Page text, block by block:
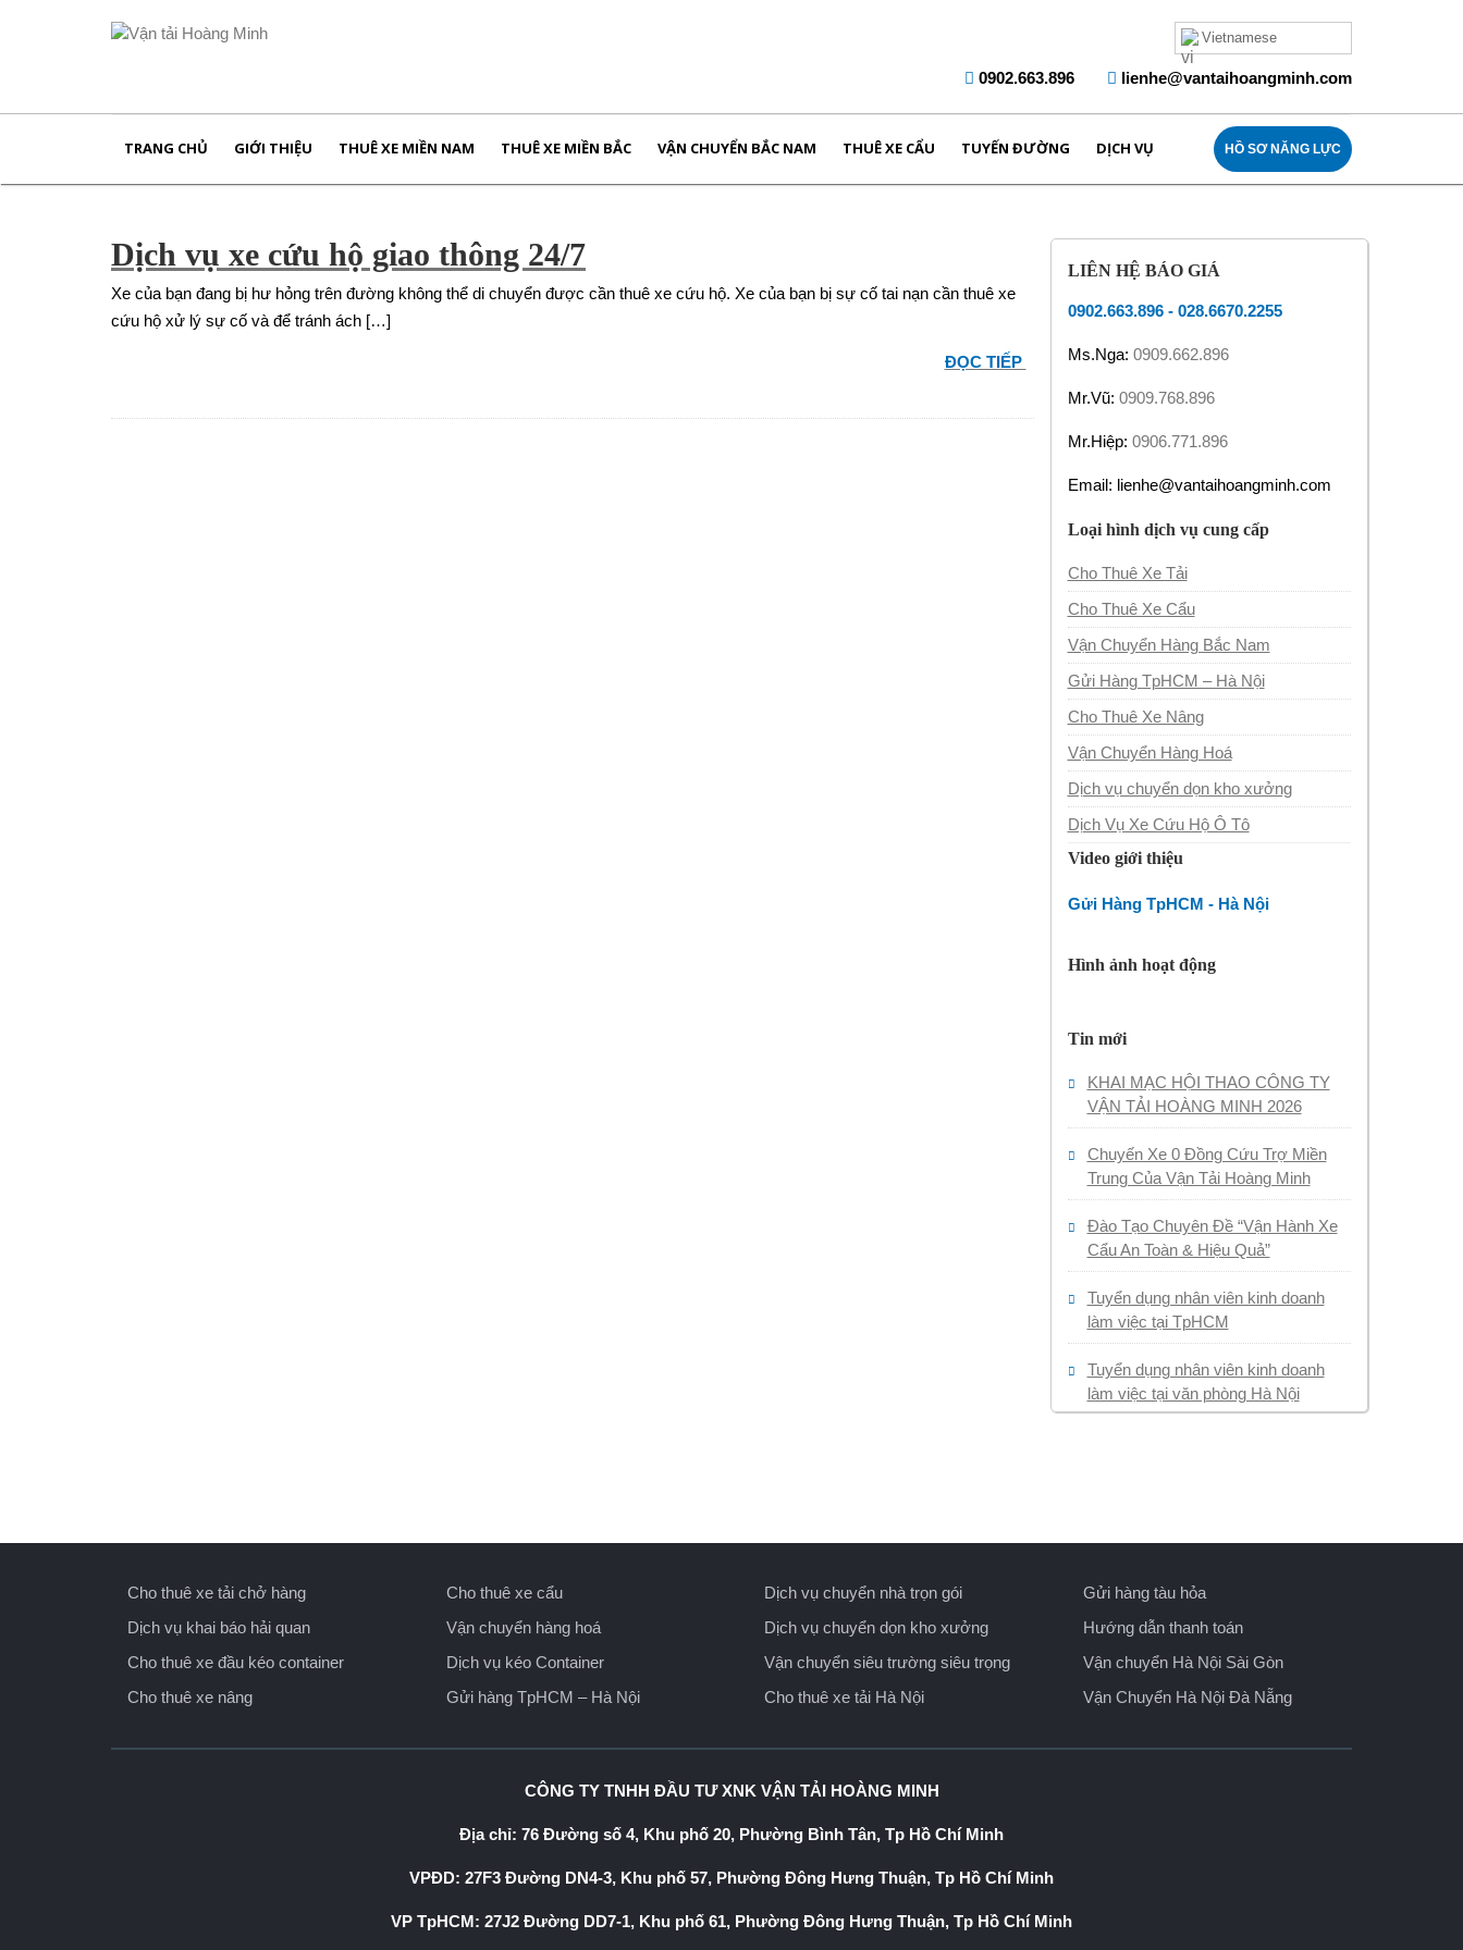
Vietnamese
0902.663.896 lienhe@vantaihoangminh.com
TRANG CHỦ GIỚI THIỆU THUÊ XE MIỀN NAM THUÊ XE MIỀN BẮC VẬN CHUYỂN BẮC NAM THUÊ XE CẨU TUYẾN ĐƯỜNG DỊCH VỤ HỒ SƠ NĂNG LỰC
Dịch vụ xe cứu hộ giao thông 24/7
Xe của bạn đang bị hư hỏng trên đường không thể di chuyển được cần thuê xe cứu hộ. Xe của bạn bị sự cố tai nạn cần thuê xe
cứu hộ xử lý sự cố và để tránh ách […]
ĐỌC TIẾP
LIÊN HỆ BÁO GIÁ
0902.663.896- 028.6670.2255
Ms.Nga: 0909.662.896
Mr.Vũ: 0909.768.896
Mr.Hiệp: 0906.771.896
Email: lienhe@vantaihoangminh.com
Loại hình dịch vụ cung cấp
Cho Thuê Xe Tải
Cho Thuê Xe Cẩu
Vận Chuyển Hàng Bắc Nam
Gửi Hàng TpHCM – Hà Nội
Cho Thuê Xe Nâng
Vận Chuyển Hàng Hoá
Dịch vụ chuyển dọn kho xưởng
Dịch Vụ Xe Cứu Hộ Ô Tô
Video giới thiệu
Gửi Hàng TpHCM - Hà Nội
Hình ảnh hoạt động
Tin mới
KHAI MẠC HỘI THAO CÔNG TY
VẬN TẢI HOÀNG MINH 2026
Chuyến Xe 0 Đồng Cứu Trợ Miền
Trung Của Vận Tải Hoàng Minh
Đào Tạo Chuyên Đề “Vận Hành Xe
Cẩu An Toàn & Hiệu Quả”
Tuyển dụng nhân viên kinh doanh
làm việc tại TpHCM
Tuyển dụng nhân viên kinh doanh
làm việc tại văn phòng Hà Nội
Cho thuê xe tải chở hàng
Dịch vụ khai báo hải quan
Cho thuê xe đầu kéo container
Cho thuê xe nâng
Cho thuê xe cẩu
Vận chuyển hàng hoá
Dịch vụ kéo Container
Gửi hàng TpHCM – Hà Nội
Dịch vụ chuyển nhà trọn gói
Dịch vụ chuyển dọn kho xưởng
Vận chuyển siêu trường siêu trọng
Cho thuê xe tải Hà Nội
Gửi hàng tàu hỏa
Hướng dẫn thanh toán
Vận chuyển Hà Nội Sài Gòn
Vận Chuyển Hà Nội Đà Nẵng
CÔNG TY TNHH ĐẦU TƯ XNK VẬN TẢI HOÀNG MINH
Địa chỉ: 76 Đường số 4, Khu phố 20, Phường Bình Tân, Tp Hồ Chí Minh
VPĐD: 27F3 Đường DN4-3, Khu phố 57, Phường Đông Hưng Thuận, Tp Hồ Chí Minh
VP TpHCM: 27J2 Đường DD7-1, Khu phố 61, Phường Đông Hưng Thuận, Tp Hồ Chí Minh